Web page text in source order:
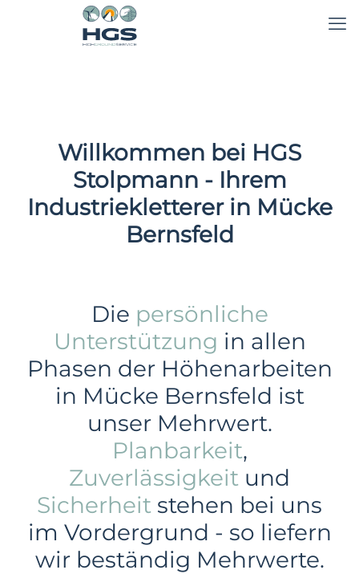
Willkommen bei HGS
Stolpmann - Ihrem
Industriekletterer in Mücke
Bernsfeld
Die persönliche
Unterstützung in allen
Phasen der Höhenarbeiten
in Mücke Bernsfeld ist
unser Mehrwert.
Planbarkeit,
Zuverlässigkeit und
Sicherheit stehen bei uns
im Vordergrund - so liefern
wir beständig Mehrwerte.